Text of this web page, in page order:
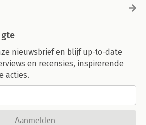
nieuwsbrief en blijf up-to-date
en recensies, inspirerende
acties.
Aanmelden